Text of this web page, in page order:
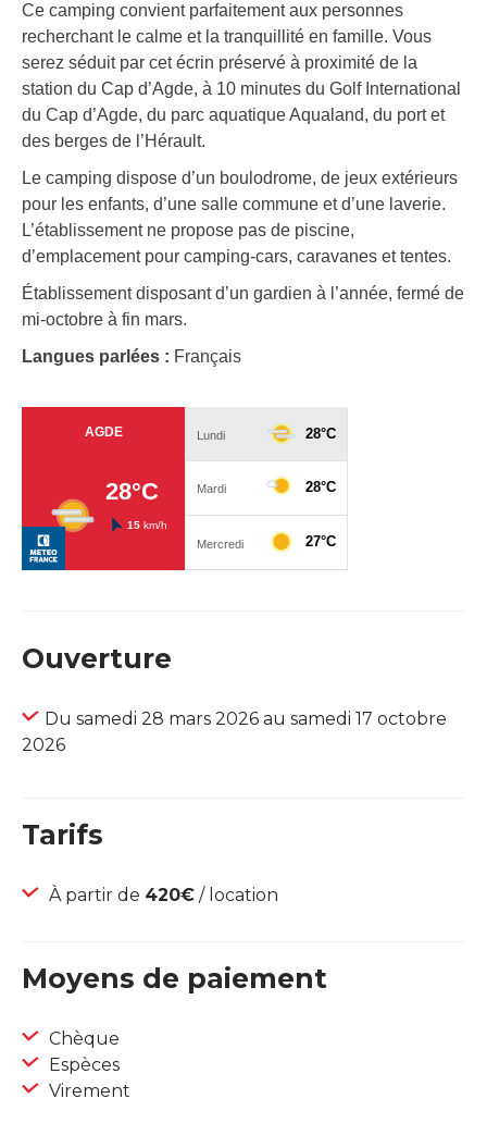
Ce camping convient parfaitement aux personnes
recherchant le calme et la tranquillité en famille. Vous
serez séduit par cet écrin préservé à proximité de la
station du Cap d’Agde, à 10 minutes du Golf International
du Cap d’Agde, du parc aquatique Aqualand, du port et
des berges de l’Hérault.
Le camping dispose d’un boulodrome, de jeux extérieurs
pour les enfants, d’une salle commune et d’une laverie.
L’établissement ne propose pas de piscine,
d’emplacement pour camping-cars, caravanes et tentes.
Établissement disposant d’un gardien à l’année, fermé de
mi-octobre à fin mars.
Langues parlées : Français
Ouverture
Du samedi 28 mars 2026 au samedi 17 octobre
2026
Tarifs
À partir de 420€ / location
Moyens de paiement
Chèque
Espèces
Virement